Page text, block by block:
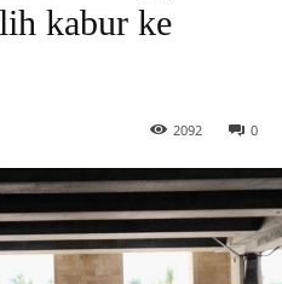
kabur ke
0
2092